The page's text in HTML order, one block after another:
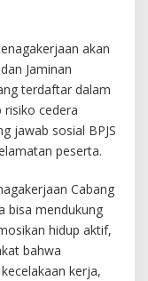
akan
Jaminan
terdaftar dalam
risiko cedera
jawab sosial BPJS
peserta.
Cabang
bisa mendukung
hidup aktif,
bahwa
kerja,